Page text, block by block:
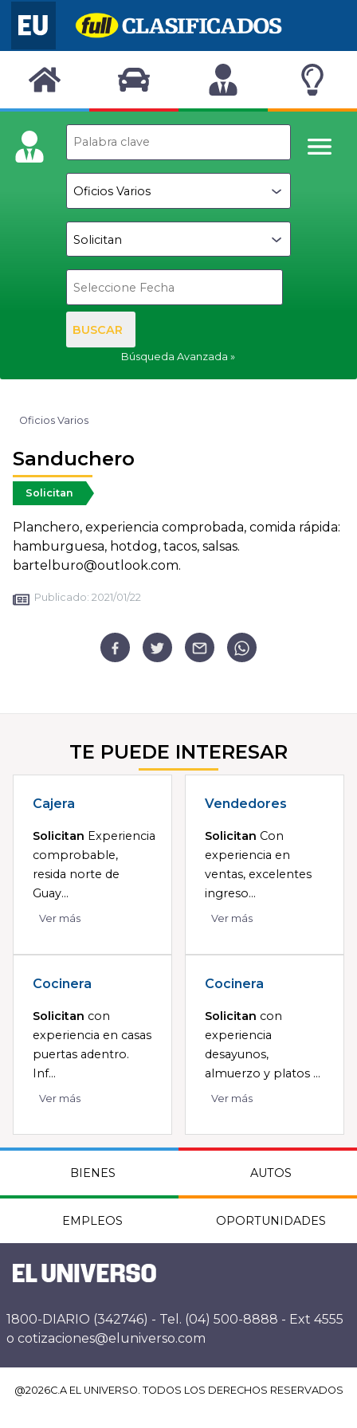
BUSCAR
Búsqueda Avanzada
Oficios Varios
Sanduchero
Solicitan
Planchero, experiencia comprobada, comida rápida:
hamburguesa, hotdog, tacos, salsas.
bartelburo@outlook.com.
Publicado: 2021/01/22
TE PUEDE INTERESAR
Cajera
Solicitan Experiencia
comprobable,
resida norte de
Guay...
Ver más
Vendedores
Solicitan Con
experiencia en
ventas, excelentes
ingreso...
Ver más
Cocinera
Solicitan con
experiencia en casas
puertas adentro.
Inf...
Ver más
Cocinera
Solicitan con
experiencia
desayunos,
almuerzo y platos ...
Ver más
BIENES AUTOS
EMPLEOS OPORTUNIDADES
1800-DIARIO (342746) - Tel. (04) 500-8888 - Ext 4555
o cotizaciones@eluniverso.com
@2026C.A EL UNIVERSO. TODOS LOS DERECHOS RESERVADOS